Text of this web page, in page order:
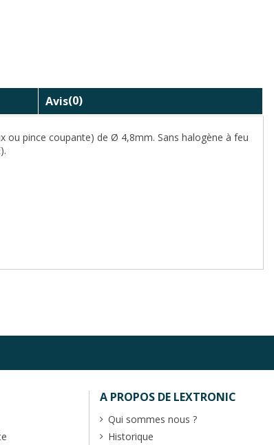
Avis(0)
ou pince coupante) de Ø 4,8mm. Sans halogène à feu
A PROPOS DE LEXTRONIC
Qui sommes nous ?
Historique